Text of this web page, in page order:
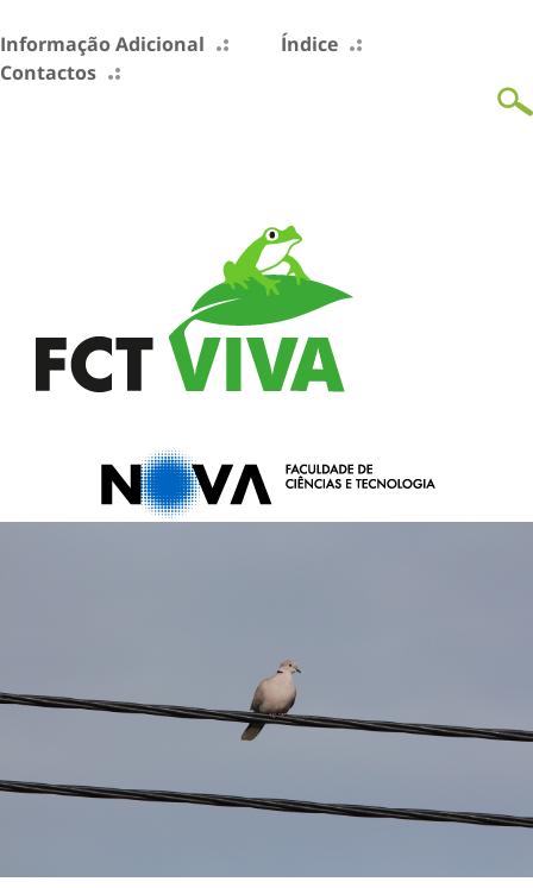
Informação Adicional
Índice
Contactos